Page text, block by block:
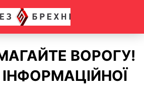
ВОРОГУ!